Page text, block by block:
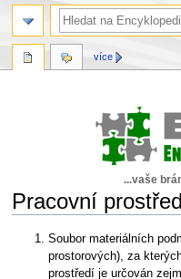
...vaše
Pracovní
Skočit
navigaci
Skočit
vyhledávání
Soubor materiálních
prostorových), za
prostředí je určován
více